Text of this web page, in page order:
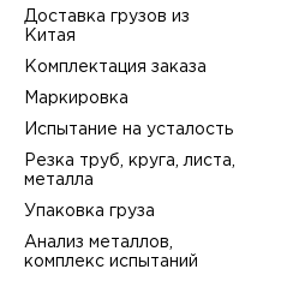
Доставка грузов из
Китая
Комплектация заказа
Маркировка
Испытание на усталость
Резка труб, круга, листа,
металла
Упаковка груза
Анализ металлов,
комплекс испытаний